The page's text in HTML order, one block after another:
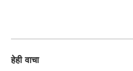
हेही वाचा